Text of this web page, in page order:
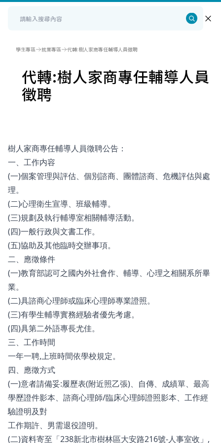
學生專區 就業專區 代轉:樹人家商專任輔導人員徵聘
代轉:樹人家商專任輔導人員
徵聘
樹人家商專任輔導人員徵聘公告：
一、工作内容
(一)個案管理與評估、個別諮商、團體諮商、危機評估與處
理。
(二)心理衛生宣導、班級輔導。
(三)規劃及執行輔導室相關輔導活動。
(四)一般行政與文書工作。
(五)協助及其他臨時交辦事項。
二、應徵條件
(一)教育部認可之國內外社會作、輔導、心理之相關系所畢
業。
(二)具諮商心理師或臨床心理師專業證照。
(三)有學生輔導實務經驗者優先考慮。
(四)具第二外語專長尤佳。
三、工作時間
一年一聘,上班時間依學校規定。
四、應徵方式
(一)意者請備妥:履歷表(附近照乙張)、自傳、成績單、最高
學歷證件影本、諮商心理師/臨床心理師證照影本、工作經
驗證明及對
工作期許、男需退役證明。
(二)資料寄至「238新北市樹林區大安路216號-人事室收」,